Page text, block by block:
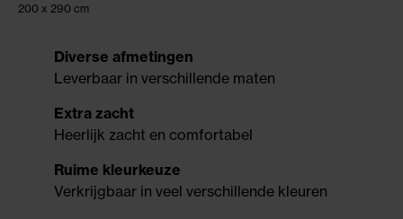
200 x 290 cm
Diverse afmetingen
Leverbaar in verschillende maten
Extra zacht
Heerlijk zacht en comfortabel
Ruime kleurkeuze
Verkrijgbaar in veel verschillende kleuren